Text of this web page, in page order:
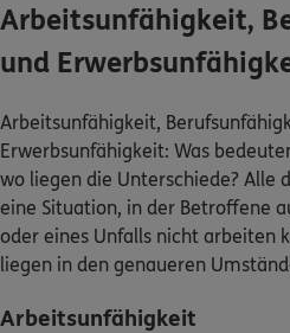
Arbeitsunfähigkeit,
und
Arbeitsunfähigkeit,
Erwerbsunfähigkeit: Was
wo liegen die Unterschiede? Alle
eine Situation, in der Betroffene
oder eines Unfalls nicht arbeiten
liegen in den genaueren
Arbeitsunfähigkeit